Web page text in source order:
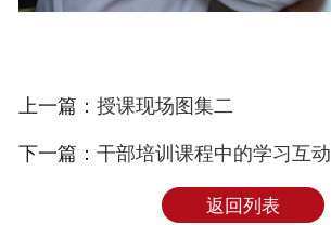
上一篇： 授课现场图集二
下一篇： 干部培训课程中的学习互动
返回列表